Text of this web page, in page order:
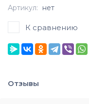
Артикул: нет
К сравнению
Отзывы